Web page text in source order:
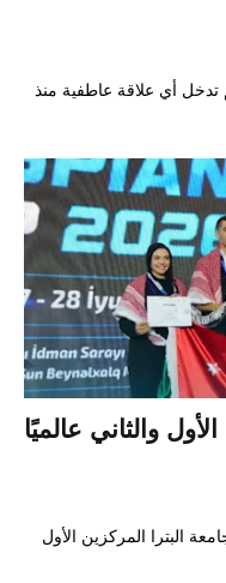
تدخل أي علاقة عاطفية منذ
والثاني عالميًا
البترا المركزين الأول